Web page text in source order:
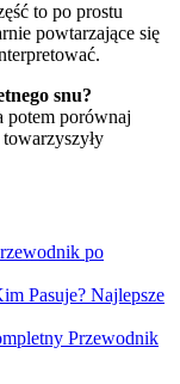
to po prostu
powtarzające się
snu?
potem porównaj
po
Pasuje? Najlepsze
Przewodnik